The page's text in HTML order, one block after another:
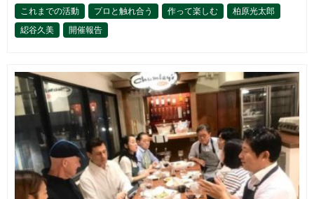
これまでの活動 プロと触れ合う 作って楽しむ
柏原光太郎
綛谷久美
開催報告